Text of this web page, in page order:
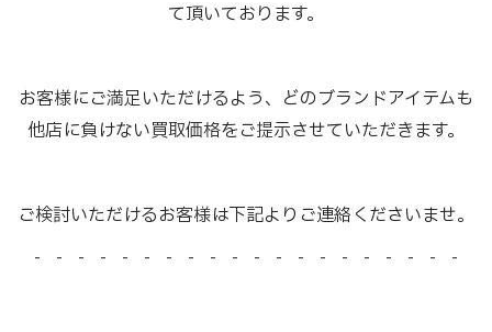
て頂いております。
お客様にご満足いただけるよう、どのブランドアイテムも
他店に負けない買取価格をご提示させていただきます。
ご検討いただけるお客様は下記よりご連絡くださいませ。
- - - - - - - - - - - - - - - - - - - -